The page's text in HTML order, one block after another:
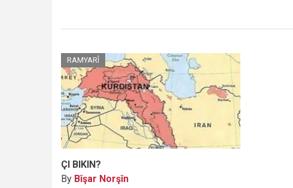
RAMYARÎ
ÇI BIKIN?
By Bîşar Norşîn